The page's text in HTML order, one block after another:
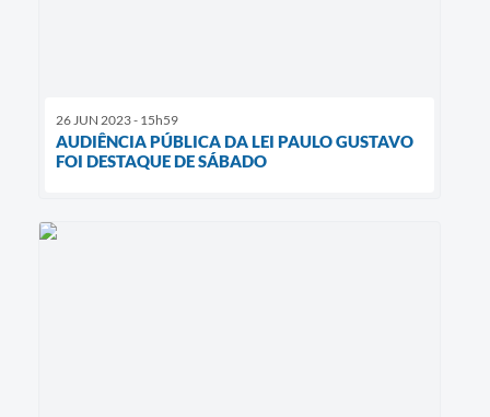
26 JUN 2023 - 15h59
AUDIÊNCIA PÚBLICA DA LEI PAULO GUSTAVO
FOI DESTAQUE DE SÁBADO